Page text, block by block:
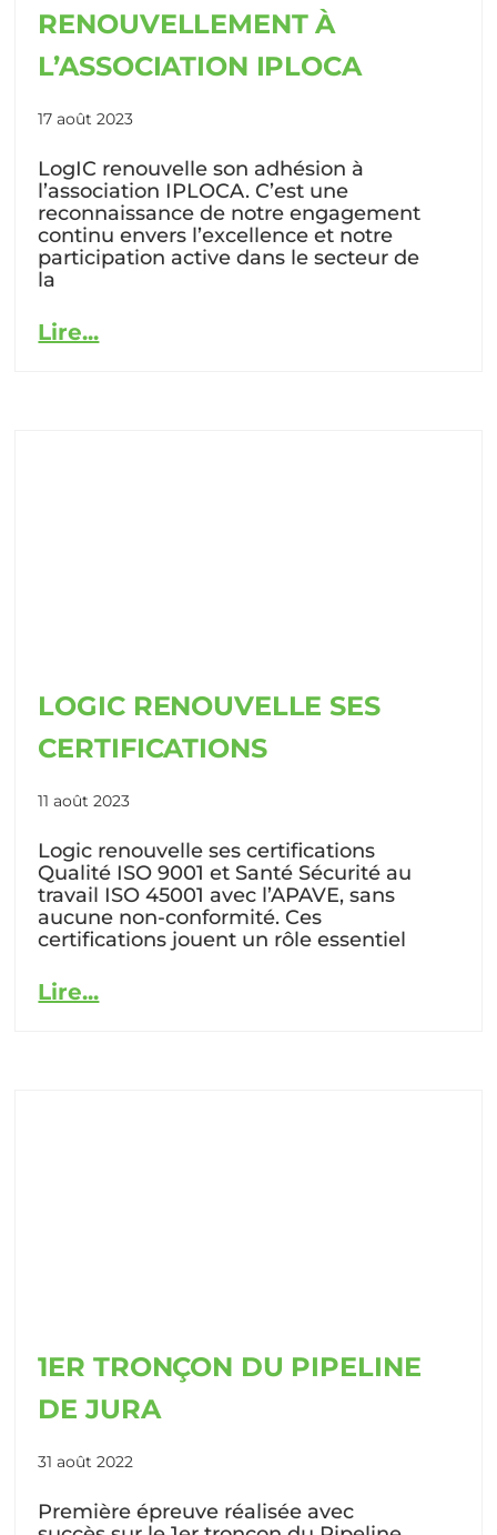
RENOUVELLEMENT À
L’ASSOCIATION IPLOCA
17 août 2023
LogIC renouvelle son adhésion à
l’association IPLOCA. C’est une
reconnaissance de notre engagement
continu envers l’excellence et notre
participation active dans le secteur de
la
Lire...
LOGIC RENOUVELLE SES
CERTIFICATIONS
11 août 2023
Logic renouvelle ses certifications
Qualité ISO 9001 et Santé Sécurité au
travail ISO 45001 avec l’APAVE, sans
aucune non-conformité. Ces
certifications jouent un rôle essentiel
Lire...
1ER TRONÇON DU PIPELINE
DE JURA
31 août 2022
Première épreuve réalisée avec